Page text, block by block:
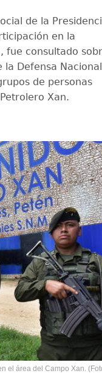
de la
en la
fue consultado
la Defensa Nacional
de personas
Xan.
el área del Campo Xan.